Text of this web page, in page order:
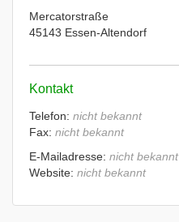
Mercatorstraße
45143 Essen-Altendorf
Kontakt
Telefon: nicht bekannt
Fax: nicht bekannt
E-Mailadresse: nicht bekannt
Website: nicht bekannt